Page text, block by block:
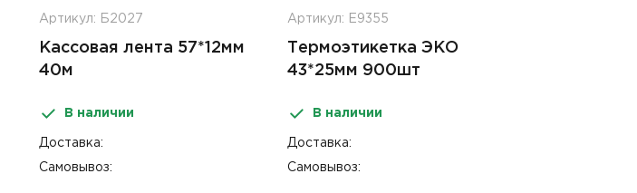
Артикул: Б2027
Кассовая лента 57*12мм
40м
В наличии
Доставка:
Самовывоз:
Артикул: Е9355
Термоэтикетка ЭКО
43*25мм 900шт
В наличии
Доставка:
Самовывоз: